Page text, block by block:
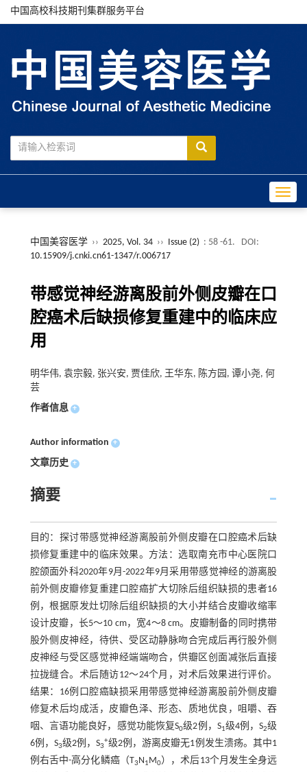
中国高校科技期刊集群服务平台
中国美容医学 ›› 2025, Vol. 34 ›› Issue (2) : 58 -61.
DOI:
10.15909/j.cnki.cn61-1347/r.006717
带感觉神经游离股前外侧皮瓣在口
腔癌术后缺损修复重建中的临床应
用
明华伟, 袁宗毅, 张兴安, 贾佳欣, 王华东, 陈方园, 谭小尧, 何
芸
作者信息 +
Author information +
文章历史 +
摘要
目的：探讨带感觉神经游离股前外侧皮瓣在口腔癌术后缺
损修复重建中的临床效果。方法：选取南充市中心医院口
腔颌面外科2020年9月-2022年9月采用带感觉神经的游离股
前外侧皮瓣修复重建口腔癌扩大切除后组织缺损的患者16
例，根据原发灶切除后组织缺损的大小并结合皮瓣收缩率
设计皮瓣，长5～10 cm，宽4～8 cm。皮瓣制备的同时携带
股外侧皮神经，待供、受区动静脉吻合完成后再行股外侧
皮神经与受区感觉神经端端吻合，供瓣区创面减张后直接
拉拢缝合。术后随访12～24个月，对术后效果进行评价。
结果：16例口腔癌缺损采用带感觉神经游离股前外侧皮瓣
修复术后均成活，皮瓣色泽、形态、质地优良，咀嚼、吞
咽、言语功能良好，感觉功能恢复S0级2例，S1级4例，S2级
6例，S3级2例，S3
+级2例，游离皮瓣无1例发生溃疡。其中1
例右舌中-高分化鳞癌（T3N1M0），术后13个月发生全身远